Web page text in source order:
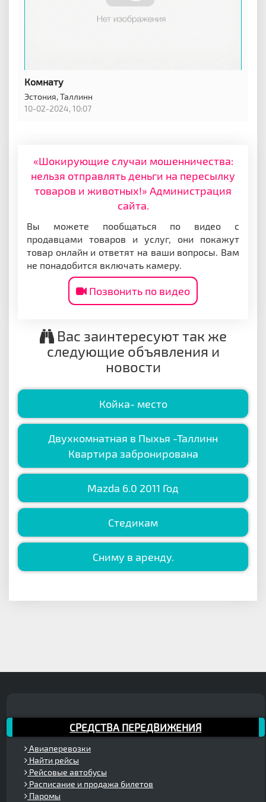
Комнату
Эстония,Таллинн
10-02-2024, 10:07
«Шокирующие случаи мошенничества:
нельзя отправлять деньги на пересылку
товаров и животных!» Администрация
сайта.
Вы можете пообщаться по видео с
продавцами товаров и услуг, они покажут
товар онлайн и ответят на ваши вопросы. Вам
не понадобится включать камеру.
Позвонить по видео
Вас заинтересуют так же
следующие объявления и
новости
Койка- место
Двухкомнатная в Пыхья -Таллинн
Квартира забронирована
Mazda 6.0 2011 Год
Стедикам
Сниму в аренду.
СРЕДСТВА ПЕРЕДВИЖЕНИЯ
Авиаперевозки
Найти рейсы
Рейсовые автобусы
Расписание и продажа билетов
Паромы